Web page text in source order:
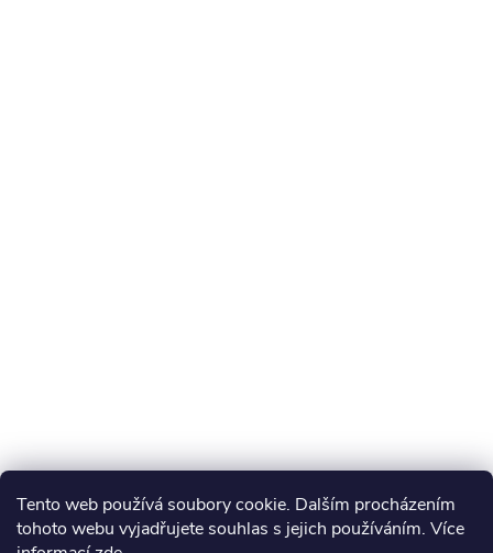
Tento web používá soubory cookie. Dalším procházením
tohoto webu vyjadřujete souhlas s jejich používáním. Více